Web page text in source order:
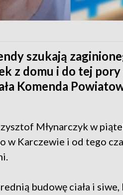
szukają
z domu i do tej
Komenda
Młynarczyk w
w Karczewie i od tego
budowę ciała i